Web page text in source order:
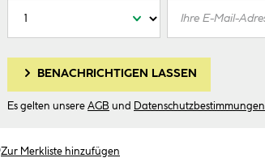
BENACHRICHTIGEN LASSEN
Es gelten unsere AGB und Datenschutzbestimmungen
Zur Merkliste hinzufügen